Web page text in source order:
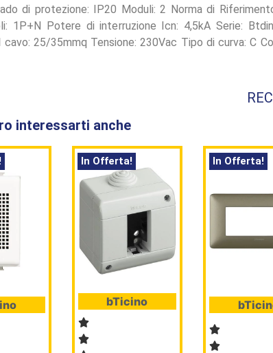
di protezione: IP20 Moduli: 2 Norma di
1P+N Potere di interruzione Icn: 4,5kA Serie:
cavo: 25/35mmq Tensione: 230Vac Tipo di curva: C
interessarti anche
In Offerta!
bTicino
In Offerta!